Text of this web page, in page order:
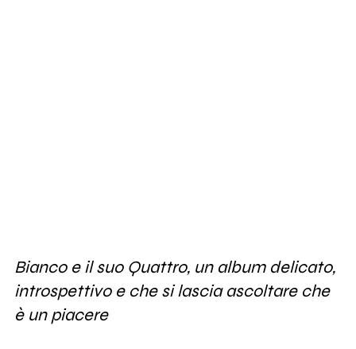
Bianco e il suo Quattro, un album delicato,
introspettivo e che si lascia ascoltare che
è un piacere